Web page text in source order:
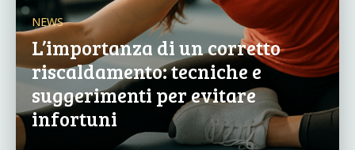
NEWS
L’importanza di un corretto
riscaldamento: tecniche e
suggerimenti per evitare
infortuni